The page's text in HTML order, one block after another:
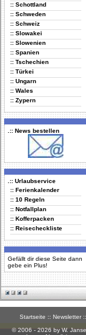
:: Schottland
:: Schweden
:: Schweiz
:: Slowakei
:: Slowenien
:: Spanien
:: Tschechien
:: Türkei
:: Ungarn
:: Wales
:: Zypern
.:: News bestellen
.:: Urlaubservice
:: Ferienkalender
:: 10 Regeln
:: Notfallplan
:: Kofferpacken
:: Reisecheckliste
Gefällt dir diese Seite dann
gebe ein Plus!
Startseite :: Newsletter ::
© 2006 - 2026 by W.